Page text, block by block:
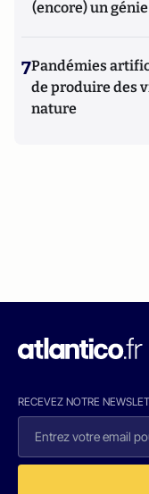
(encore) un
7Pandémies
de produire des
nature
RECEVEZ NOTRE